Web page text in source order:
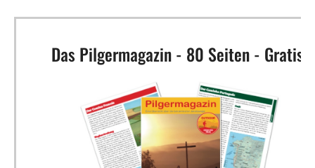
Das Pilgermagazin - 80 Seiten - Gratis!